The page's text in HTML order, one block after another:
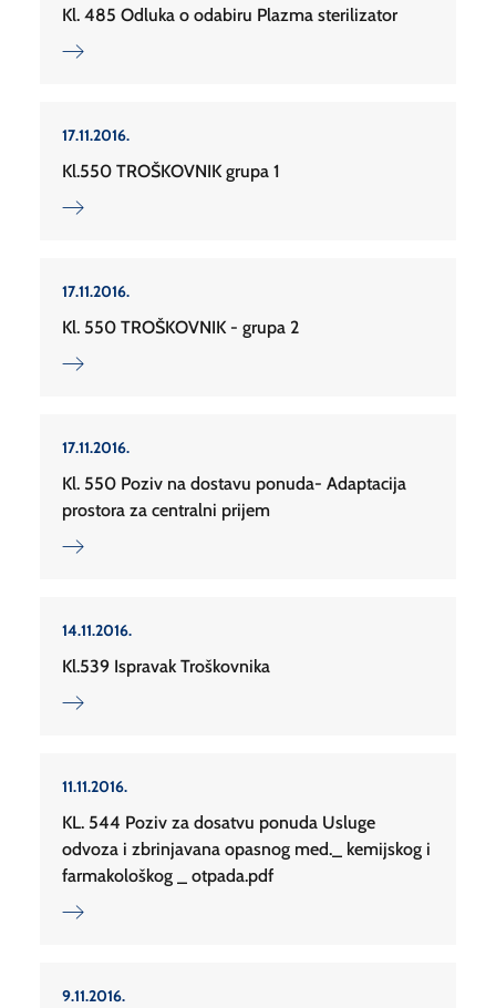
Kl. 485 Odluka o odabiru Plazma sterilizator
17.11.2016.
Kl.550 TROŠKOVNIK grupa 1
17.11.2016.
Kl. 550 TROŠKOVNIK - grupa 2
17.11.2016.
Kl. 550 Poziv na dostavu ponuda- Adaptacija
prostora za centralni prijem
14.11.2016.
Kl.539 Ispravak Troškovnika
11.11.2016.
KL. 544 Poziv za dosatvu ponuda Usluge
odvoza i zbrinjavana opasnog med._ kemijskog i
farmakološkog _ otpada.pdf
9.11.2016.